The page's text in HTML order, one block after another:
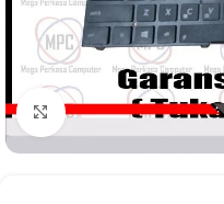
Klik untuk